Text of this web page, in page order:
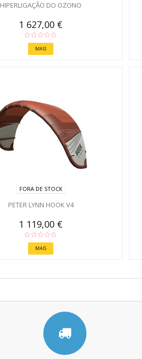
HIPERLIGAÇÃO DO OZONO
1 627,00 €
MAIS
FORA DE STOCK
PETER LYNN HOOK V4
1 119,00 €
MAIS